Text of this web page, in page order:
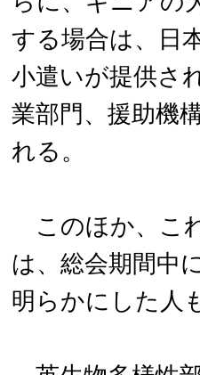
する場合は、日
小遣いが提供さ
業部門、援助機
れる。
このほか、こ
は、総会期間中
明らかにした人